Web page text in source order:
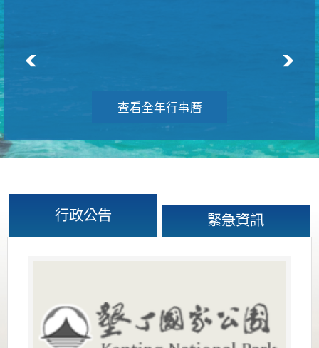
查看全年行事曆
行政公告 緊急資訊